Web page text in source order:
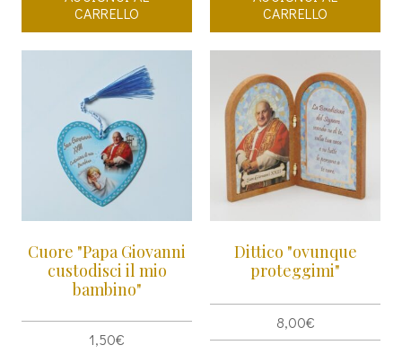
CARRELLO
CARRELLO
Cuore "Papa Giovanni
custodisci il mio
bambino"
1,50€
Dittico "ovunque
proteggimi"
8,00€